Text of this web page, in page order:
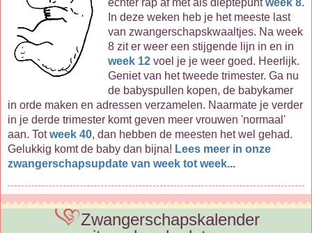
In deze weken heb je het meeste last
van zwangerschapskwaaltjes. Na week
8 zit er weer een stijgende lijn in en in
week 12voel je je weer goed. Heerlijk.
Geniet van het tweede trimester. Ga nu
de babyspullen kopen, de babykamer
in orde maken en adressen verzamelen. Naarmate je verder
in je derde trimester komt geven meer vrouwen 'normaal'
aan. Totweek 40, dan hebben de meesten het wel gehad.
Gelukkig komt de baby dan bijna! Lees meer in onze
zwangerschapsupdate van week tot week...
Zwangerschapskalender